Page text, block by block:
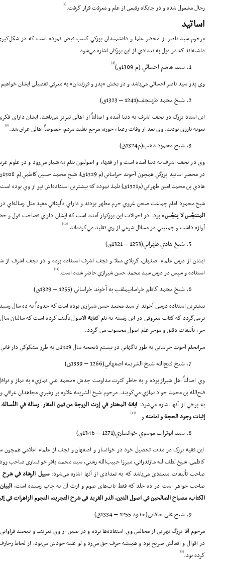
رجال مشغول شده و در جايگاه رفيعي از علم و معرفت قرار گرفت.[7]
اساتيد
مرحوم سيد ناصر از محضر علما و دانشمندان بزرگي كسب فيض نموده است كه در
داشته‌اند كه در ذيل به تعدادي از اين بزرگان اشاره مي‌شود:
سيد هاشم احسائي (م 1309ق) [8]
وي پدر سيد ناصر احسائي مي‌باشد و در بخش «پدر و فرزندان» به معرفي تفصيلي ايشان
شيخ محمد طهنجف(1241 – 1323ق)
اين استاد بزرگ در نجف اشرف به دنيا آمده و اصالتاً از اهالي تبريز مي‌باشد. ايشان داراي
نمونه بارزي بودند. وي بعد از وفات زعماء حوزه، مرجع تقليد مردم، خصوصاً اهالي عراق شد.[9]
شيخ محمود ذهب(م1324ق)
وي در نجف اشرف به دنيا آمده است و از فقهاء و اصوليون بنام به شمار مي‌رود و در علوم
هادي بن محمد امين طهراني (م1321ق) تلمذ نموده كه بيشترين استفاده‌اش نيز از وي ‌بوده است.
شيخ محمود امام جماعت صحن غروي حرم مطهر بودند و داراي تأليفاتي مفيد مثل رساله‌اي در
المتنجّس لا ينجّس» بود. در احوالات اين بزرگوار آمده است كه ايشان داراي فصاحت قول و
آوازه داشت و جمعيتي در مسائل شرعي از وي تقليد مي‌كرده‌اند.[10]
شيخ هادي طهراني(1253 – 1321ق)
استفاده و سپس در درس سيد محمد حسن شيرازي حاضر شده است.[11]
شيخ محمد كاظم خراسانيملقب به آخوند خراساني (1255 – 1329ق)
بيشترين استفاده درسي آخوند از سيد محمد حسن شيرازي بوده است كه حدوداً به ده سال
برمي‌گردد كه كتاب معروفي در اين زمينه به نام كفاية الاصول تأليف كرده است كه ساليان
جزء تأليفات دقيق و موجز علم اصول محسوب مي گردد.
سرانجام آخوند خراساني به طور ناگهاني در بيستم ذيحجه سال 1329ق به طرز مشكوكي دار فاني را وداع گفت.
شيخ فتح‌الله شيخ الشريعه اصفهاني(1266 – 1339ق)
وي اصالتاً اهل شيراز بوده و به خاطر كثرت مداومت جدش «محمد علي نمازي» به نماز و
فتح‌الله بن محمد جواد نمازي مي‌گويند. مرحوم شيخ الشريعه علاوه بر رهبري مجاهدان
به برخي از آنها اشاره مي‌شود:ابانة المختار في إرث الزوجةمن ثمن العقار،رسالة في الغُسالة
إثبات وجودالحجةو امامتهو...[13]
سيد ابوتراب موسوي خوانساري(1271 – 1346ق)
اين فقيه بزرگ در مدت تحصيل خود در خوانسار و اصفهان و نجف از علماء اعلامي
كاظمي، شيخ لطف‌الله مازندراني، ميرزا حبيب‌الله رشتي، سيد محمد باقر خوانساري صاحب
صاحب تأليفات متعددي مي‌باشد كه به تعدادي از آنها اشاره مي‌شود:سبيل الرشاد في شرح
صاحب جواهر است در ده جلد كه فقط باب‌هاي صوم و ارث آن به چاپ رسيده است،
الكتاب، مصباح الصالحين في اصول الدين، الدر الفريد في شرح التجريد، النجوم الزاهرات في
شيخ علي خاقاني(حدود 1255 – 1334ق)
مرحوم آقا بزرگ تهراني از مجالس وي استفاده‌ها برده و در ضمن از وي تعريف و تمجيد
در اقوال و افعالش صريح بود و هميشه حرف حق مي‌زد و لو عليه خودش مي‌بود، از لحاظ
كرده بود.[15]